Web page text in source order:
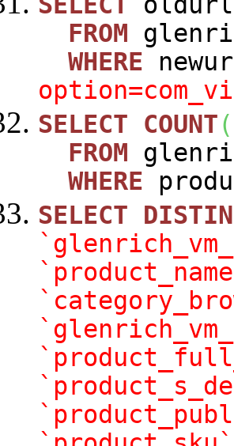
FROM
WHERE
SELECT
COUNT(
FROM
WHERE
SELECT